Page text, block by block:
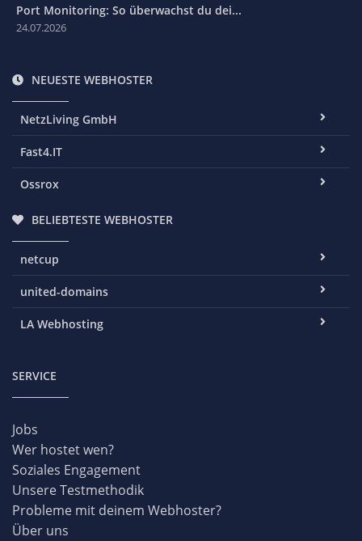
Port Monitoring: So überwachst du dei...
24.07.2026
NEUESTE WEBHOSTER
NetzLiving GmbH
Fast4.IT
Ossrox
BELIEBTESTE WEBHOSTER
netcup
united-domains
LA Webhosting
SERVICE
Jobs
Wer hostet wen?
Soziales Engagement
Unsere Testmethodik
Probleme mit deinem Webhoster?
Über uns